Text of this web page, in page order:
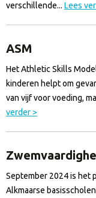
verschillende... Lees
ASM
Het Athletic Skills
kinderen helpt om
van vijf voor voeding,
verder >
September 2024 is het
Alkmaarse